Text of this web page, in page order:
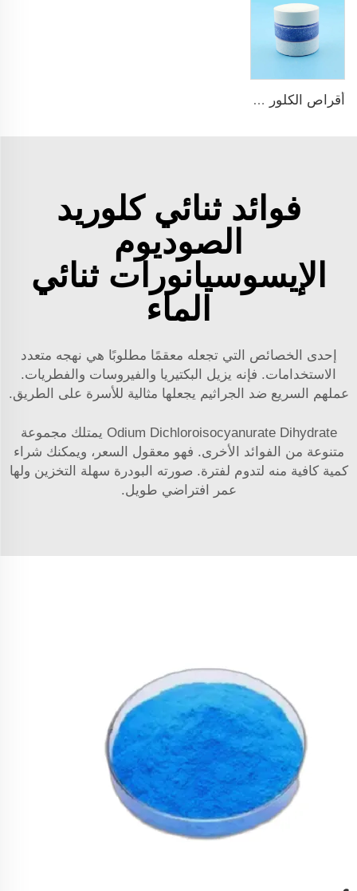
أقراص الكلور TCCA للبассين
فوائد ثنائي كلوريد
الصوديوم
الإيسوسيانورات ثنائي
الماء
إحدى الخصائص التي تجعله معقمًا مطلوبًا هي نهجه متعدد
الاستخدامات. فإنه يزيل البكتيريا والفيروسات والفطريات.
عملهم السريع ضد الجراثيم يجعلها مثالية للأسرة على الطريق.
Odium Dichloroisocyanurate Dihydrate يمتلك مجموعة
متنوعة من الفوائد الأخرى. فهو معقول السعر، ويمكنك شراء
كمية كافية منه لتدوم لفترة. صورته البودرة سهلة التخزين ولها
عمر افتراضي طويل.